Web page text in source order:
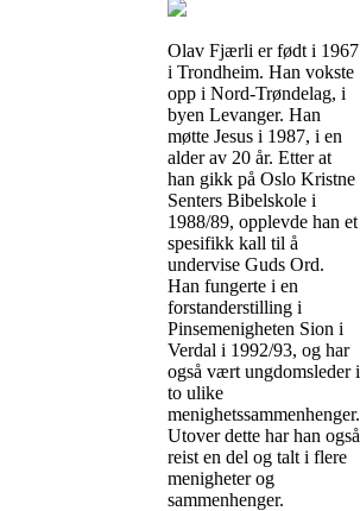
Olav Fjærli er født i 1967
i Trondheim. Han vokste
opp i Nord-Trøndelag, i
byen Levanger. Han
møtte Jesus i 1987, i en
alder av 20 år. Etter at
han gikk på Oslo Kristne
Senters Bibelskole i
1988/89, opplevde han et
spesifikk kall til å
undervise Guds Ord.
Han fungerte i en
forstanderstilling i
Pinsemenigheten Sion i
Verdal i 1992/93, og har
også vært ungdomsleder i
to ulike
menighetssammenhenger.
Utover dette har han også
reist en del og talt i flere
menigheter og
sammenhenger.